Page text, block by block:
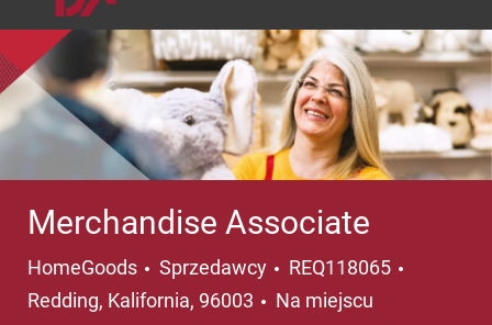
Merchandise Associate
HomeGoods Kategoria
Sprzedawcy REQ118065
Redding, Kalifornia, 96003
Na miejscu